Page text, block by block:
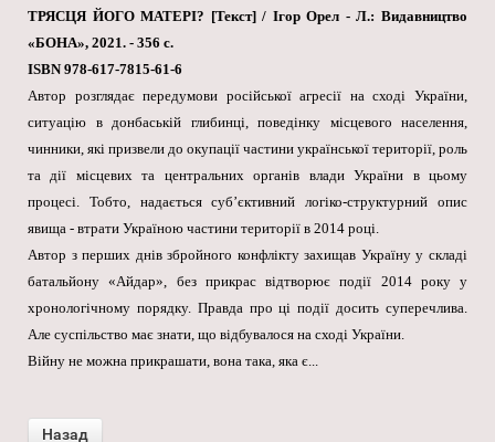
ТРЯСЦЯ ЙОГО МАТЕРІ? [Текст] / Ігор Орел - Л.: Видавництво
«БОНА», 2021. - 356 с.
ISBN 978-617-7815-61-6
Автор розглядає передумови російської агресії на сході України,
ситуацію в донбаській глибинці, поведінку місцевого населення,
чинники, які призвели до окупації частини української території, роль
та дії місцевих та центральних органів влади України в цьому
процесі. Тобто, надається суб’єктивний логіко-структурний опис
явища - втрати Україною частини території в 2014 році.
Автор з перших днів збройного конфлікту захищав Україну у складі
батальйону «Айдар», без прикрас відтворює події 2014 року у
хронологічному порядку. Правда про ці події досить суперечлива.
Але суспільство має знати, що відбувалося на сході України.
Війну не можна прикрашати, вона така, яка є...